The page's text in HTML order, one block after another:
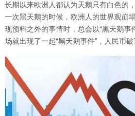
长期以来欧洲人都认为天鹅只有白色的
一次黑天鹅的时候，欧洲人的世界观崩
现预料之外的事情时，总会以“黑天鹅事
场就出现了一起“黑天鹅事件”，人民币破